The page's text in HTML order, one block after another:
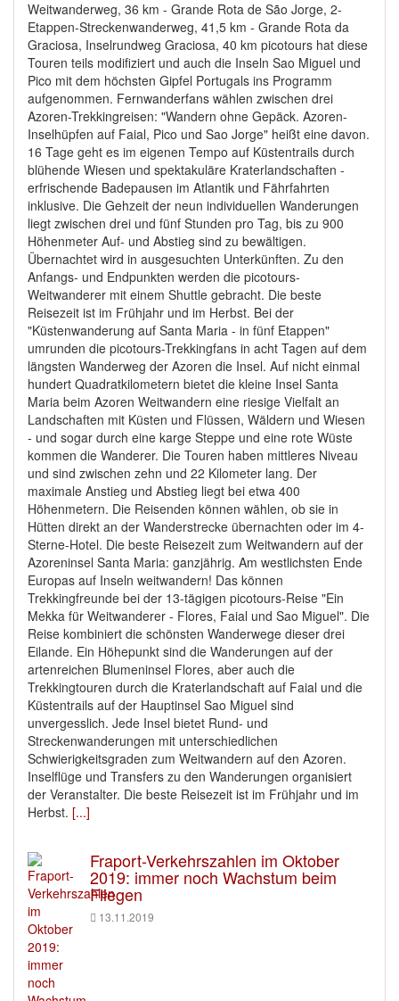
Weitwanderweg, 36 km - Grande Rota de São Jorge, 2-
Etappen-Streckenwanderweg, 41,5 km - Grande Rota da
Graciosa, Inselrundweg Graciosa, 40 km picotours hat diese
Touren teils modifiziert und auch die Inseln Sao Miguel und
Pico mit dem höchsten Gipfel Portugals ins Programm
aufgenommen. Fernwanderfans wählen zwischen drei
Azoren-Trekkingreisen: "Wandern ohne Gepäck. Azoren-
Inselhüpfen auf Faial, Pico und Sao Jorge" heißt eine davon.
16 Tage geht es im eigenen Tempo auf Küstentrails durch
blühende Wiesen und spektakuläre Kraterlandschaften -
erfrischende Badepausen im Atlantik und Fährfahrten
inklusive. Die Gehzeit der neun individuellen Wanderungen
liegt zwischen drei und fünf Stunden pro Tag, bis zu 900
Höhenmeter Auf- und Abstieg sind zu bewältigen.
Übernachtet wird in ausgesuchten Unterkünften. Zu den
Anfangs- und Endpunkten werden die picotours-
Weitwanderer mit einem Shuttle gebracht. Die beste
Reisezeit ist im Frühjahr und im Herbst. Bei der
"Küstenwanderung auf Santa Maria - in fünf Etappen"
umrunden die picotours-Trekkingfans in acht Tagen auf dem
längsten Wanderweg der Azoren die Insel. Auf nicht einmal
hundert Quadratkilometern bietet die kleine Insel Santa
Maria beim Azoren Weitwandern eine riesige Vielfalt an
Landschaften mit Küsten und Flüssen, Wäldern und Wiesen
- und sogar durch eine karge Steppe und eine rote Wüste
kommen die Wanderer. Die Touren haben mittleres Niveau
und sind zwischen zehn und 22 Kilometer lang. Der
maximale Anstieg und Abstieg liegt bei etwa 400
Höhenmetern. Die Reisenden können wählen, ob sie in
Hütten direkt an der Wanderstrecke übernachten oder im 4-
Sterne-Hotel. Die beste Reisezeit zum Weitwandern auf der
Azoreninsel Santa Maria: ganzjährig. Am westlichsten Ende
Europas auf Inseln weitwandern! Das können
Trekkingfreunde bei der 13-tägigen picotours-Reise "Ein
Mekka für Weitwanderer - Flores, Faial und Sao Miguel". Die
Reise kombiniert die schönsten Wanderwege dieser drei
Eilande. Ein Höhepunkt sind die Wanderungen auf der
artenreichen Blumeninsel Flores, aber auch die
Trekkingtouren durch die Kraterlandschaft auf Faial und die
Küstentrails auf der Hauptinsel Sao Miguel sind
unvergesslich. Jede Insel bietet Rund- und
Streckenwanderungen mit unterschiedlichen
Schwierigkeitsgraden zum Weitwandern auf den Azoren.
Inselflüge und Transfers zu den Wanderungen organisiert
der Veranstalter. Die beste Reisezeit ist im Frühjahr und im
Herbst. [...]
Fraport-Verkehrszahlen im Oktober
2019: immer noch Wachstum beim
Fliegen
13.11.2019